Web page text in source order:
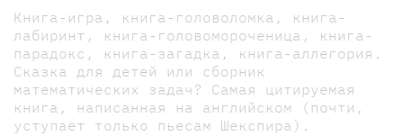
Книга-игра, книга-головоломка, книга-
лабиринт, книга-головомороченица, книга-
парадокс, книга-загадка, книга-аллегория.
Сказка для детей или сборник
математических задач? Самая цитируемая
книга, написанная на английском (почти,
уступает только пьесам Шекспира).